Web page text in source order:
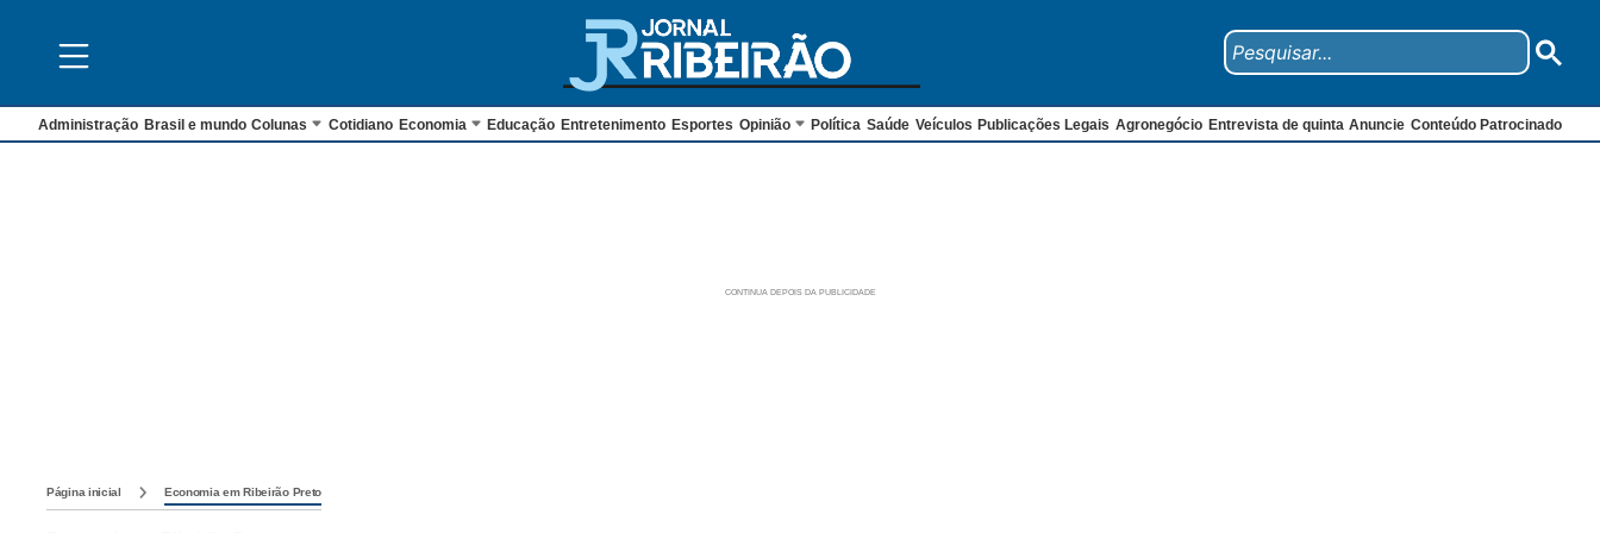
Administração Brasil e mundo Colunas Cotidiano Economia Educação Entretenimento Esportes Opinião Política Saúde Veículos Publicações Legais Agronegócio Entrevista de quinta Anuncie Conteúdo Patrocinado
Página inicial Economia em Ribeirão Preto